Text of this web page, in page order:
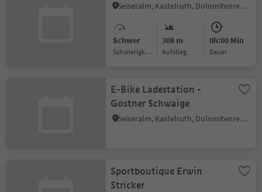
Seiseralm, Kastelruth, Dolomitenregion Seiser Alm
Schwer
Schwierigkeitsgrad
308 m
Aufstieg
0h:00 Min
Dauer
E-Bike Ladestation -
Gostner Schwaige
Seiseralm, Kastelruth, Dolomitenregion Seiser Alm
Sportboutique Erwin
Stricker